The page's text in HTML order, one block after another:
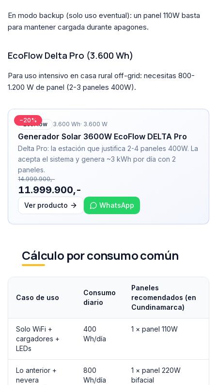
En modo backup (solo uso eventual): un panel 110W basta
para mantener cargada durante apagones.
EcoFlow Delta Pro (3.600 Wh)
Para uso intensivo en casa rural off-grid: necesitas 800-
1.200 W de panel (2-3 paneles 400W).
−20%
EcoFlow 3.600 Wh· 3.600 W
Generador Solar 3600W EcoFlow DELTA Pro
Delta Pro: la estación que justifica 2-4 paneles 400W. La
acepta el sistema y genera ~3 kWh por día con 2
paneles.
14.999.900,-
11.999.900,-
Ver producto WhatsApp
Cálculo por consumo común
Caso de uso
Consumo
diario
Paneles
recomendados (en
Cundinamarca)
Solo WiFi +
cargadores +
LEDs
400
Wh/día
1 × panel 110W
Lo anterior +
nevera
800
Wh/día
1 × panel 220W
bifacial